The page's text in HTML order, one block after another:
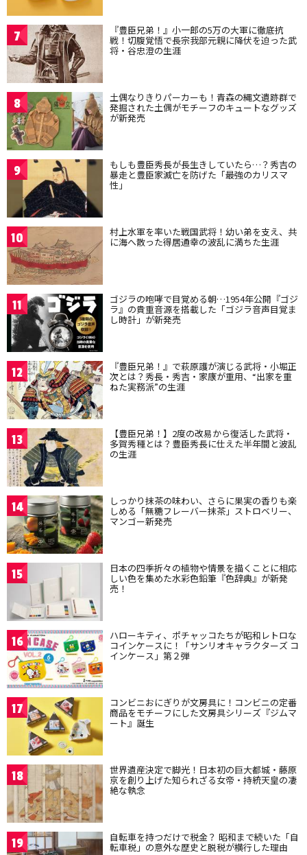
7 『豊臣兄弟！』小一郎の5万の大軍に徹底抗
戦！切腹覚悟で長宗我部元親に降伏を迫った武
将・谷忠澄の生涯
8 土偶なりきりパーカーも！青森の縄文遺跡群で
発掘された土偶がモチーフのキュートなグッズ
が新発売
9 もしも豊臣秀長が長生きしていたら…？秀吉の
暴走と豊臣家滅亡を防げた「最強のカリスマ
性」
10 村上水軍を率いた戦国武将！幼い弟を支え、共
に海へ散った得居通幸の波乱に満ちた生涯
11 ゴジラの咆哮で目覚める朝…1954年公開『ゴジ
ラ』の貴重音源を搭載した「ゴジラ音声目覚ま
し時計」が新発売
12 『豊臣兄弟！』で萩原護が演じる武将・小堀正
次とは？秀長・秀吉・家康が重用、“出家を重
ねた実務派”の生涯
13 【豊臣兄弟！】2度の改易から復活した武将・
多賀秀種とは？豊臣秀長に仕えた半年間と波乱
の生涯
14 しっかり抹茶の味わい、さらに果実の香りも楽
しめる「無糖フレーバー抹茶」ストロベリー、
マンゴー新発売
15 日本の四季折々の植物や情景を描くことに相応
しい色を集めた水彩色鉛筆『色辞典』が新発
売！
16 ハローキティ、ポチャッコたちが昭和レトロな
コインケースに！「サンリオキャラクターズ コ
インケース」第２弾
17 コンビニおにぎりが文房具に！コンビニの定番
商品をモチーフにした文房具シリーズ『ジムマ
ート』誕生
18 世界遺産決定で脚光！日本初の巨大都城・藤原
京を創り上げた知られざる女帝・持統天皇の凄
絶な執念
19 自転車を持つだけで税金？ 昭和まで続いた「自
転車税」の意外な歴史と脱税が横行した理由